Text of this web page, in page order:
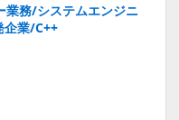
業務/システムエンジニ
企業/C++